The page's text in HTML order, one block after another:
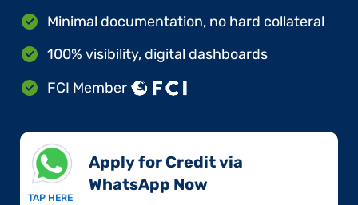
Minimal documentation, no hard collateral
100% visibility, digital dashboards
FCI Member
TAP HERE
Apply for Credit via
WhatsApp Now​